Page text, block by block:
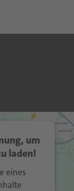
um
laden!
eines